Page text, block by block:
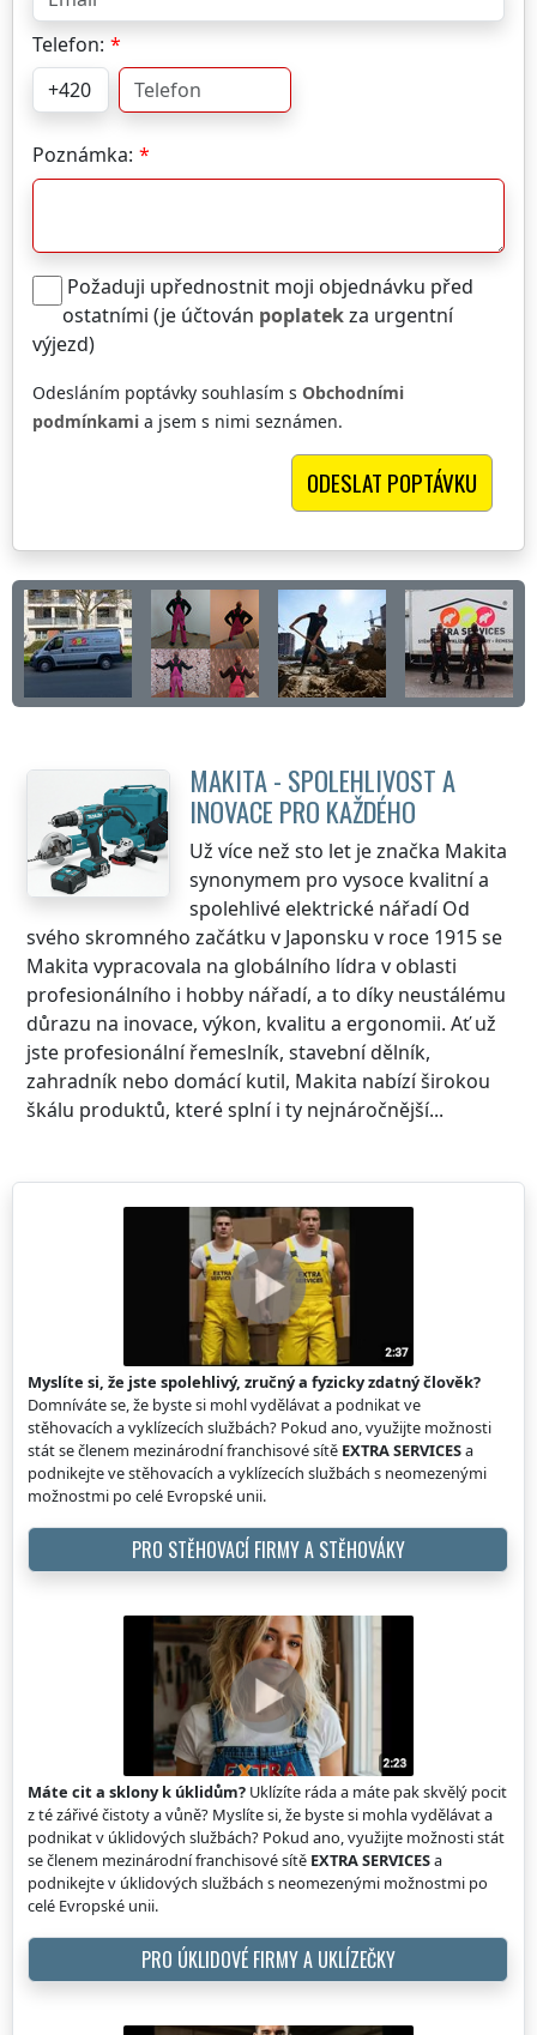
Telefon:
Poznámka:
Požaduji upřednostnit moji objednávku před
ostatními (je účtován poplatekza urgentní
výjezd)
Odesláním poptávky souhlasím s Obchodními
podmínkami a jsem s nimi seznámen.
MAKITA - SPOLEHLIVOST A
INOVACE PRO KAŽDÉHO
Už více než sto let je značka Makita
synonymem pro vysoce kvalitní a
spolehlivé elektrické nářadí Od
svého skromného začátku v Japonsku v roce 1915 se
Makita vypracovala na globálního lídra v oblasti
profesionálního i hobby nářadí, a to díky neustálému
důrazu na inovace, výkon, kvalitu a ergonomii. Ať už
jste profesionální řemeslník, stavební dělník,
zahradník nebo domácí kutil, Makita nabízí širokou
škálu produktů, které splní i ty nejnáročnější...
Myslíte si, že jste spolehlivý, zručný a fyzicky zdatný člověk?
Domníváte se, že byste si mohl vydělávat a podnikat ve
stěhovacích a vyklízecích službách? Pokud ano, využijte možnosti
stát se členem mezinárodní franchisové sítě EXTRA SERVICESa
podnikejte ve stěhovacích a vyklízecích službách s neomezenými
možnostmi po celé Evropské unii.
PRO STĚHOVACÍ FIRMY A STĚHOVÁKY
Máte cit a sklony k úklidům? Uklízíte ráda a máte pak skvělý pocit
z té zářivé čistoty a vůně? Myslíte si, že byste si mohla vydělávat a
podnikat v úklidových službách? Pokud ano, využijte možnosti stát
se členem mezinárodní franchisové sítě EXTRA SERVICESa
podnikejte v úklidových službách s neomezenými možnostmi po
celé Evropské unii.
PRO ÚKLIDOVÉ FIRMY A UKLÍZEČKY